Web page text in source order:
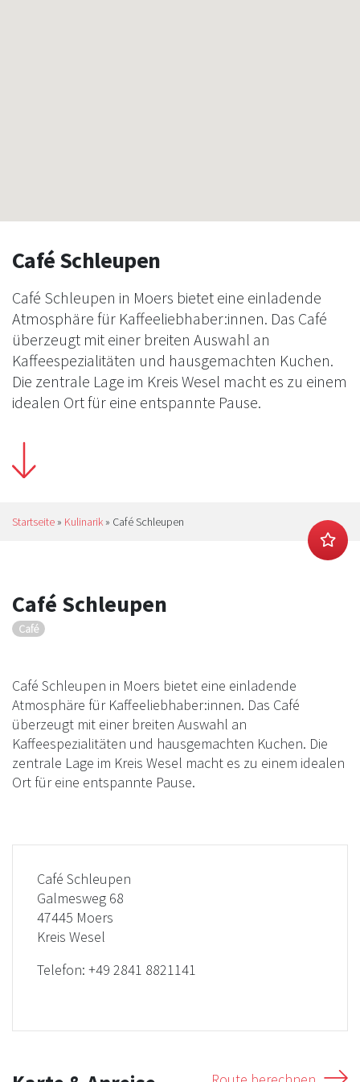
Café Schleupen
Café Schleupen in Moers bietet eine einladende
Atmosphäre für Kaffeeliebhaber:innen. Das Café
überzeugt mit einer breiten Auswahl an
Kaffeespezialitäten und hausgemachten Kuchen.
Die zentrale Lage im Kreis Wesel macht es zu einem
idealen Ort für eine entspannte Pause.
Startseite » Kulinarik » Café Schleupen
Café Schleupen
Café
Café Schleupen in Moers bietet eine einladende
Atmosphäre für Kaffeeliebhaber:innen. Das Café
überzeugt mit einer breiten Auswahl an
Kaffeespezialitäten und hausgemachten Kuchen. Die
zentrale Lage im Kreis Wesel macht es zu einem idealen
Ort für eine entspannte Pause.
Café Schleupen
Galmesweg 68
47445 Moers
Kreis Wesel
Telefon: +49 2841 8821141